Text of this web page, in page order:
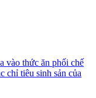
vào thức ăn phối chế
chỉ tiêu sinh sản của